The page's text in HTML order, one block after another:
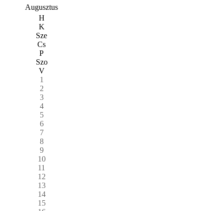
Augusztus
H
K
Sze
Cs
P
Szo
V
1
2
3
4
5
6
7
8
9
10
11
12
13
14
15